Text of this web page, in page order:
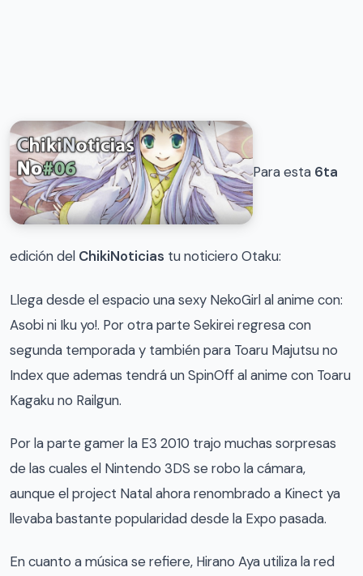
Para esta 6ta
edición del ChikiNoticias tu noticiero Otaku:
Llega desde el espacio una sexy NekoGirl al anime con:
Asobi ni Iku yo!. Por otra parte Sekirei regresa con
segunda temporada y también para Toaru Majutsu no
Index que ademas tendrá un SpinOff al anime con Toaru
Kagaku no Railgun.
Por la parte gamer la E3 2010 trajo muchas sorpresas
de las cuales el Nintendo 3DS se robo la cámara,
aunque el project Natal ahora renombrado a Kinect ya
llevaba bastante popularidad desde la Expo pasada.
En cuanto a música se refiere, Hirano Aya utiliza la red